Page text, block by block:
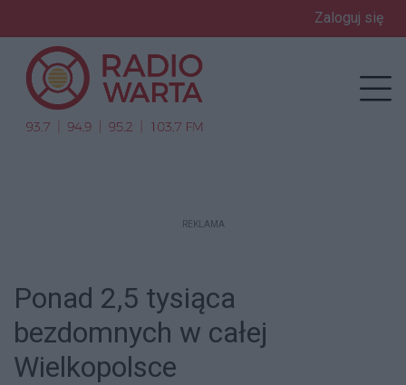
Zaloguj się
REKLAMA
Ponad 2,5 tysiąca
bezdomnych w całej
Wielkopolsce